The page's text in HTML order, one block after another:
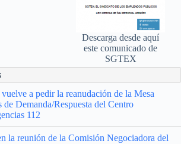
Descarga desde aquí
este comunicado de
SGTEX
a pedir la reanudación de la Mesa
de Demanda/Respuesta del Centro
112
la reunión de la Comisión Negociadora del